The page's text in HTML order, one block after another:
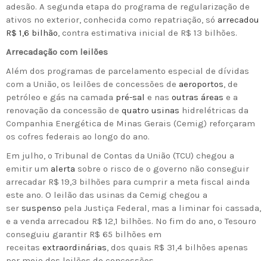
adesão. A segunda etapa do programa de regularização de
ativos no exterior, conhecida como repatriação, só arrecadou
R$ 1,6 bilhão, contra estimativa inicial de R$ 13 bilhões.
Arrecadação com leilões
Além dos programas de parcelamento especial de dívidas
com a União, os leilões de concessões de aeroportos, de
petróleo e gás na camada pré-sal e nas outras áreas e a
renovação da concessão de quatro usinas hidrelétricas da
Companhia Energética de Minas Gerais (Cemig) reforçaram
os cofres federais ao longo do ano.
Em julho, o Tribunal de Contas da União (TCU) chegou a
emitir um alerta sobre o risco de o governo não conseguir
arrecadar R$ 19,3 bilhões para cumprir a meta fiscal ainda
este ano. O leilão das usinas da Cemig chegou a
ser suspenso pela Justiça Federal, mas a liminar foi cassada,
e a venda arrecadou R$ 12,1 bilhões. No fim do ano, o Tesouro
conseguiu garantir R$ 65 bilhões em
receitas extraordinárias, dos quais R$ 31,4 bilhões apenas